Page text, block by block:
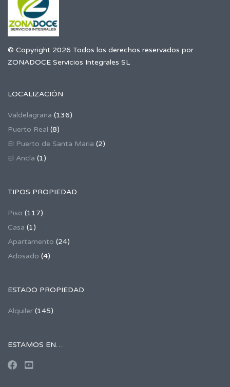
© Copyright 2026 Todos los derechos reservados por
ZONADOCE Servicios Integrales SL
LOCALIZACIÓN
Valdelagrana (136)
Puerto Real (8)
El Puerto de Santa Maria (2)
El Ancla (1)
TIPOS PROPIEDAD
Piso (117)
Casa (1)
Apartamento (24)
Adosado (4)
ESTADO PROPIEDAD
Alquiler (145)
ESTAMOS EN…